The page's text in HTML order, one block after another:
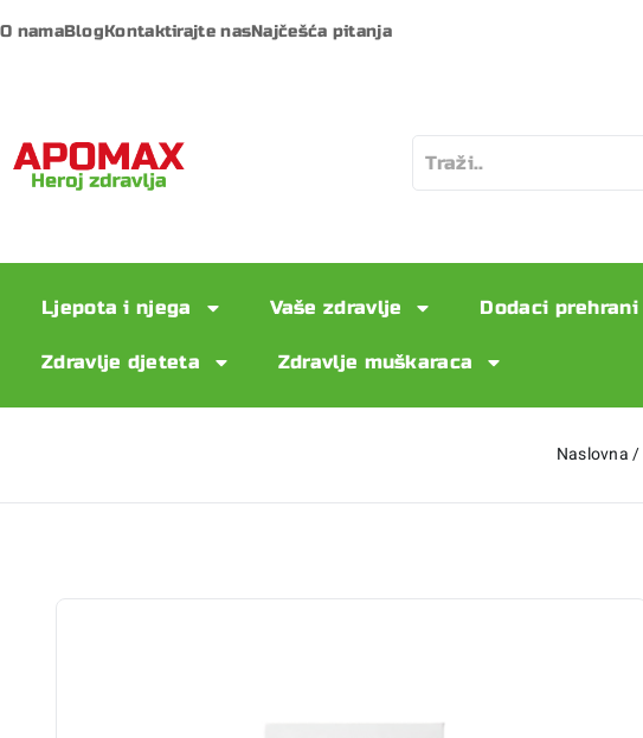
O namaBlogKontaktirajte nasNajčešća pitanja
Ljepota i njega Vaše zdravlje Dodaci prehrani
Zdravlje djeteta Zdravlje muškaraca
Naslovna /